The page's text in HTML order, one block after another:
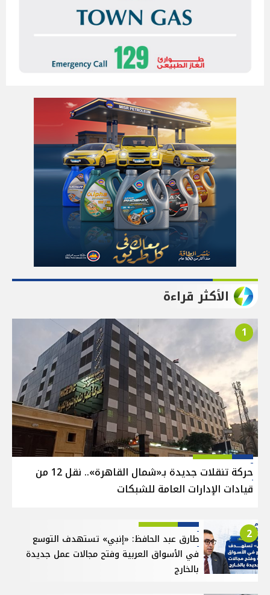
الأكثر قراءة
1
حركة تنقلات جديدة بـ«شمال القاهرة».. نقل 12 من
قيادات الإدارات العامة للشبكات
2
طارق عبد الحافظ: «إنبي» تستهدف التوسع
في الأسواق العربية وفتح مجالات عمل جديدة
بالخارج